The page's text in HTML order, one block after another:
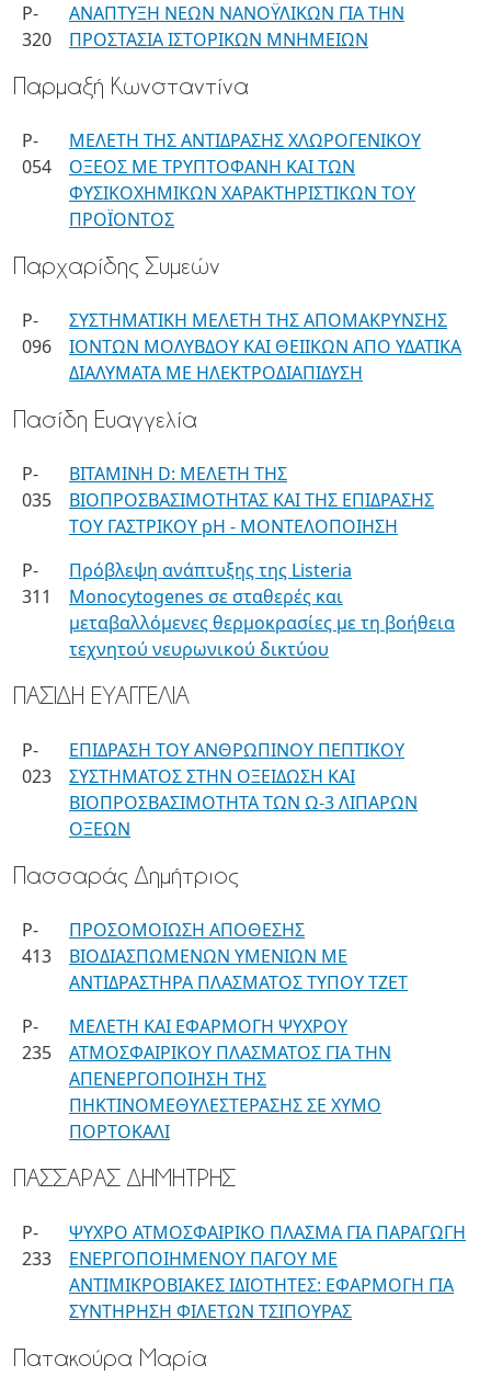
P-
320
ΑΝΑΠΤΥΞΗ ΝΕΩΝ ΝΑΝΟΫΛΙΚΩΝ ΓΙΑ ΤΗΝ
ΠΡΟΣΤΑΣΙΑ ΙΣΤΟΡΙΚΩΝ ΜΝΗΜΕΙΩΝ
Παρμαξή Κωνσταντίνα
P-
054
ΜΕΛΕΤΗ ΤΗΣ ΑΝΤΙΔΡΑΣΗΣ ΧΛΩΡΟΓΕΝΙΚΟΥ
ΟΞΕΟΣ ΜΕ ΤΡΥΠΤΟΦΑΝΗ ΚΑΙ ΤΩΝ
ΦΥΣΙΚΟΧΗΜΙΚΩΝ ΧΑΡΑΚΤΗΡΙΣΤΙΚΩΝ ΤΟΥ
ΠΡΟΪΟΝΤΟΣ
Παρχαρίδης Συμεών
P-
096
ΣΥΣΤΗΜΑΤΙΚΗ ΜΕΛΕΤΗ ΤΗΣ ΑΠΟΜΑΚΡΥΝΣΗΣ
ΙΟΝΤΩΝ ΜΟΛΥΒΔΟΥ ΚΑΙ ΘΕΙΙΚΩΝ ΑΠΟ ΥΔΑΤΙΚΑ
ΔΙΑΛΥΜΑΤΑ ΜΕ ΗΛΕΚΤΡΟΔΙΑΠΙΔΥΣΗ
Πασίδη Ευαγγελία
P-
035
ΒΙΤΑΜΙΝΗ D: ΜΕΛΕΤΗ ΤΗΣ
ΒΙΟΠΡΟΣΒΑΣΙΜΟΤΗΤΑΣ ΚΑΙ ΤΗΣ ΕΠΙΔΡΑΣΗΣ
ΤΟΥ ΓΑΣΤΡΙΚΟΥ pH - ΜΟΝΤΕΛΟΠΟΙΗΣΗ
P-
311
Πρόβλεψη ανάπτυξης της Listeria
Monocytogenes σε σταθερές και
μεταβαλλόμενες θερμοκρασίες με τη βοήθεια
τεχνητού νευρωνικού δικτύου
ΠΑΣΙΔΗ ΕΥΑΓΓΕΛΙΑ
P-
023
ΕΠΙΔΡΑΣΗ ΤΟΥ ΑΝΘΡΩΠΙΝΟΥ ΠΕΠΤΙΚΟΥ
ΣΥΣΤΗΜΑΤΟΣ ΣΤΗΝ ΟΞΕΙΔΩΣΗ ΚΑΙ
ΒΙΟΠΡΟΣΒΑΣΙΜΟΤΗΤΑ ΤΩΝ Ω-3 ΛΙΠΑΡΩΝ
ΟΞΕΩΝ
Πασσαράς Δημήτριος
P-
413
ΠΡΟΣΟΜΟΙΩΣΗ ΑΠΟΘΕΣΗΣ
ΒΙΟΔΙΑΣΠΩΜΕΝΩΝ ΥΜΕΝΙΩΝ ΜΕ
ΑΝΤΙΔΡΑΣΤΗΡΑ ΠΛΑΣΜΑΤΟΣ ΤΥΠΟΥ ΤΖΕΤ
P-
235
ΜΕΛΕΤΗ ΚΑΙ ΕΦΑΡΜΟΓΗ ΨΥΧΡΟΥ
ΑΤΜΟΣΦΑΙΡΙΚΟΥ ΠΛΑΣΜΑΤΟΣ ΓΙΑ ΤΗΝ
ΑΠΕΝΕΡΓΟΠΟΙΗΣΗ ΤΗΣ
ΠΗΚΤΙΝΟΜΕΘΥΛΕΣΤΕΡΑΣΗΣ ΣΕ ΧΥΜΟ
ΠΟΡΤΟΚΑΛΙ
ΠΑΣΣΑΡΑΣ ΔΗΜΗΤΡΗΣ
P-
233
ΨΥΧΡΟ ΑΤΜΟΣΦΑΙΡΙΚΟ ΠΛΑΣΜΑ ΓΙΑ ΠΑΡΑΓΩΓΗ
ΕΝΕΡΓΟΠΟΙΗΜΕΝΟΥ ΠΑΓΟΥ ΜΕ
ΑΝΤΙΜΙΚΡΟΒΙΑΚΕΣ ΙΔΙΟΤΗΤΕΣ: ΕΦΑΡΜΟΓΗ ΓΙΑ
ΣΥΝΤΗΡΗΣΗ ΦΙΛΕΤΩΝ ΤΣΙΠΟΥΡΑΣ
Πατακούρα Μαρία